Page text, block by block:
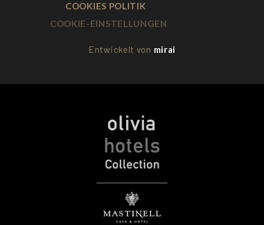
COOKIES POLITIK
COOKIE-EINSTELLUNGEN
Entwickelt von mirai